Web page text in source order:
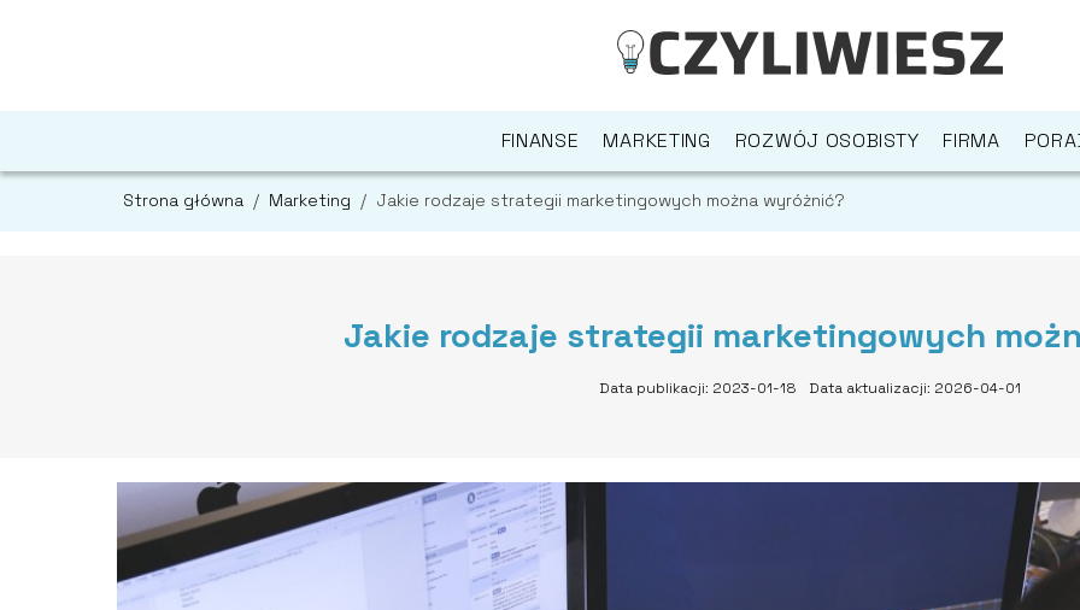
FINANSE MARKETING ROZWÓJ OSOBISTY FIRMA
Strona główna / Marketing / Jakie rodzaje strategii marketingowych można wyróżnić?
Jakie rodzaje strategii marketingowych
Data publikacji: 2023-01-18 Data aktualizacji: 2026-04-01